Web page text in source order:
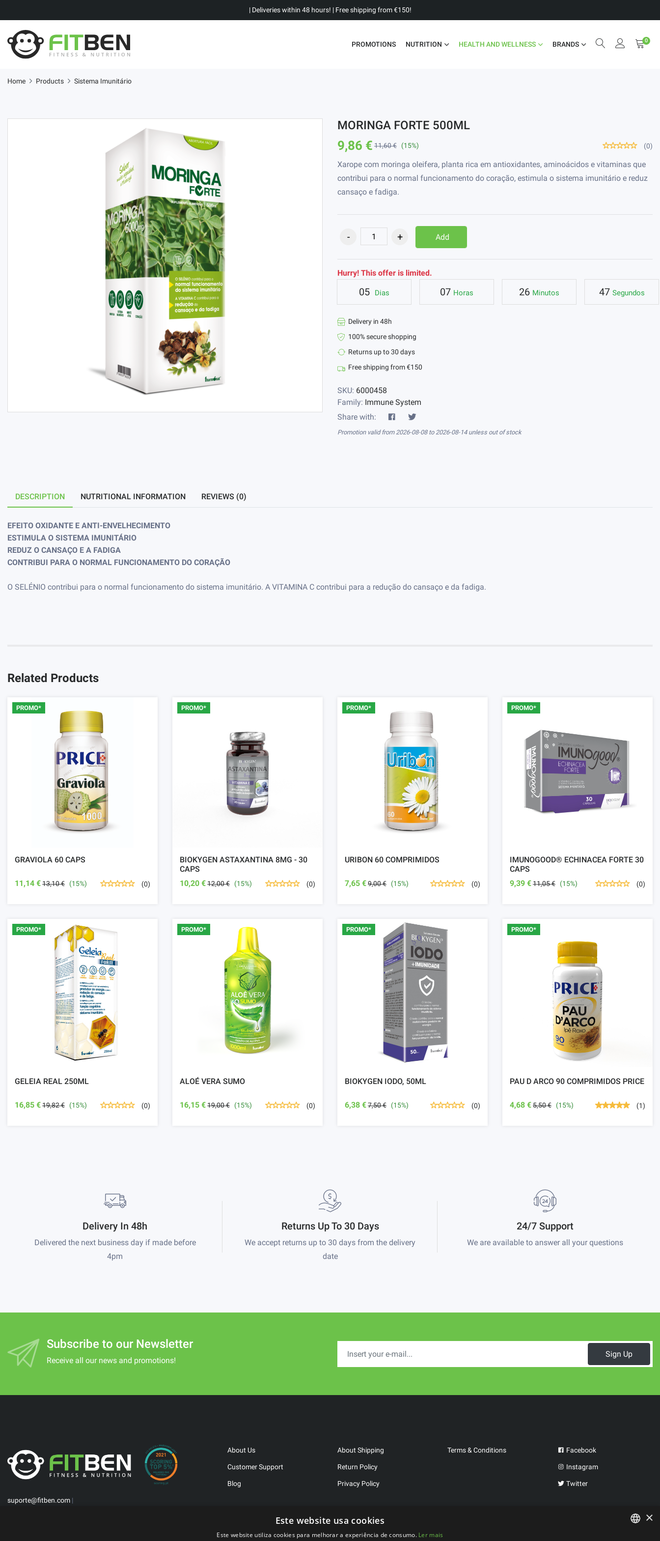
| Deliveries within 48 hours! | Free shipping from €150!
PROMOTIONS NUTRITION HEALTH AND WELLNESS BRANDS 0
Home Products Sistema Imunitário
MORINGA FORTE 500ML
9,86 € 11,60 € (15%) (0)
Xarope com moringa oleifera, planta rica em antioxidantes, aminoácidos e vitaminas que
contribui para o normal funcionamento do coração, estimula o sistema imunitário e reduz
cansaço e fadiga.
Add
Hurry! This offer is limited.
05 Dias 07 Horas 26 Minutos 46 Segundos
Delivery in 48h
100% secure shopping
Returns up to 30 days
Free shipping from €150
SKU: 6000458
Family: Immune System
Share with:
Promotion valid from 2026-08-08 to 2026-08-14 unless out of stock
DESCRIPTION NUTRITIONAL INFORMATION REVIEWS (0)
EFEITO OXIDANTE E ANTI-ENVELHECIMENTO
ESTIMULA O SISTEMA IMUNITÁRIO
REDUZ O CANSAÇO E A FADIGA
CONTRIBUI PARA O NORMAL FUNCIONAMENTO DO CORAÇÃO
O SELÉNIO contribui para o normal funcionamento do sistema imunitário. A VITAMINA C contribui para a redução do cansaço e da fadiga.
Related Products
PROMO*
GRAVIOLA 60 CAPS
11,14 €13,10 € (15%) (0)
PROMO*
BIOKYGEN ASTAXANTINA 8MG - 30
CAPS
10,20 €12,00 € (15%) (0)
PROMO*
URIBON 60 COMPRIMIDOS
7,65 €9,00 € (15%) (0)
PROMO*
IMUNOGOOD® ECHINACEA FORTE 30
CAPS
9,39 €11,05 € (15%) (0)
PROMO*
GELEIA REAL 250ML
16,85 €19,82 € (15%) (0)
PROMO*
ALOÉ VERA SUMO
16,15 €19,00 € (15%) (0)
PROMO*
BIOKYGEN IODO, 50ML
6,38 €7,50 € (15%) (0)
PROMO*
PAU D ARCO 90 COMPRIMIDOS PRICE
4,68 €5,50 € (15%) (1)
Delivery In 48h
Delivered the next business day if made before
4pm
Returns Up To 30 Days
We accept returns up to 30 days from the delivery
date
24/7 Support
We are available to answer all your questions
Subscribe to our Newsletter
Receive all our news and promotions!
Sign Up
suporte@fitben.com |
About Us
Customer Support
Blog
About Shipping
Return Policy
Privacy Policy
Terms & Conditions Facebook
Instagram
Twitter
×
Este website usa cookies
Este website utiliza cookies para melhorar a experiência de consumo. Ler mais